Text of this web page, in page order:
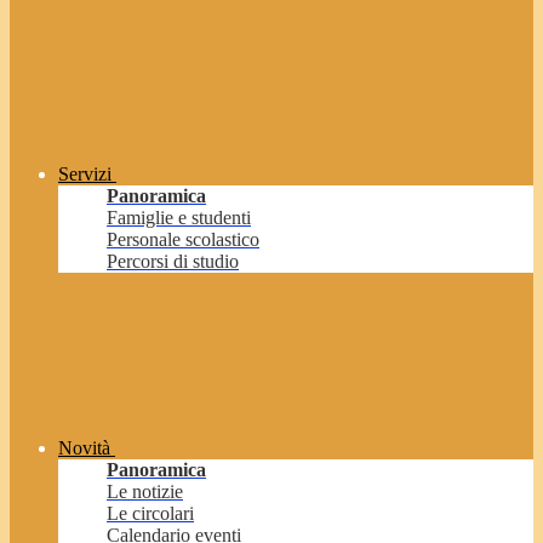
Servizi
Panoramica
Famiglie e studenti
Personale scolastico
Percorsi di studio
Novità
Panoramica
Le notizie
Le circolari
Calendario eventi